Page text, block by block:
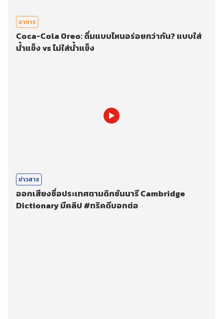
อาหาร
Coca-Cola Oreo: ดื่มแบบไหนอร่อยกว่ากัน? แบบใส่
น้ำแข็ง vs ไม่ใส่น้ำแข็ง
ข่าวสาร
ออกเสียงชื่อประเทศตามดิกชันนารี Cambridge
Dictionary มีคลิป #ทริคดีบอกต่อ